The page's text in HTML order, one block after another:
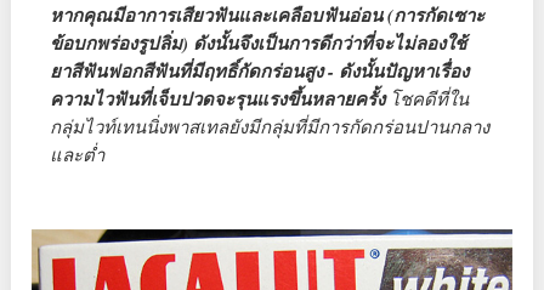
หากคุณมีอาการเสียวฟันและเคลือบฟันอ่อน (การกัดเซาะ
ข้อบกพร่องรูปลิ่ม) ดังนั้นจึงเป็นการดีกว่าที่จะไม่ลองใช้
ยาสีฟันฟอกสีฟันที่มีฤทธิ์กัดกร่อนสูง - ดังนั้นปัญหาเรื่อง
ความไวฟันที่เจ็บปวดจะรุนแรงขึ้นหลายครั้งโชคดีที่ใน
กลุ่มไวท์เทนนิ่งพาสเทลยังมีกลุ่มที่มีการกัดกร่อนปานกลาง
และต่ำ